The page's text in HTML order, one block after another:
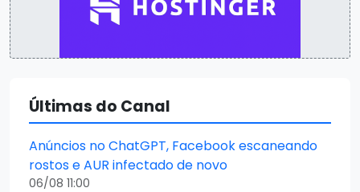
Últimas do Canal
Anúncios no ChatGPT, Facebook escaneando
rostos e AUR infectado de novo
06/08 11:00